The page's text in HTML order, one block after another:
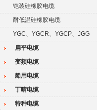
铠装硅橡胶电缆
耐低温硅橡胶电缆
YGC、YGCR、YGCP、JGG
扁平电缆
变频电缆
船用电缆
丁晴电缆
特种电缆